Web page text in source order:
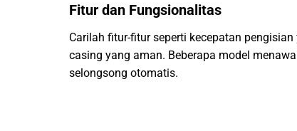
Fitur dan Fungsionalitas
Carilah fitur-fitur seperti kecepatan
casing yang aman. Beberapa model
selongsong otomatis.